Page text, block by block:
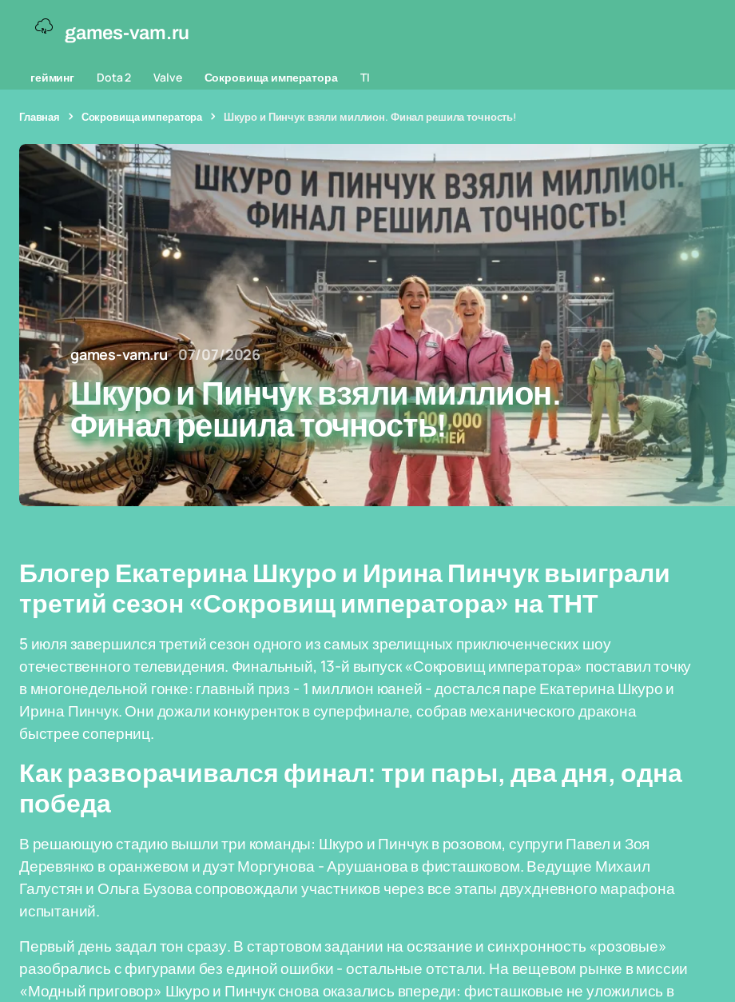
games-vam.ru
гейминг Dota 2 Valve Сокровища императора TI
Главная Сокровища императора Шкуро и Пинчук взяли миллион. Финал решила точность!
games-vam.ru 07/07/2026
Шкуро и Пинчук взяли миллион.
Финал решила точность!
Блогер Екатерина Шкуро и Ирина Пинчук выиграли
третий сезон «Сокровищ императора» на ТНТ
5 июля завершился третий сезон одного из самых зрелищных приключенческих шоу
отечественного телевидения. Финальный, 13-й выпуск «Сокровищ императора» поставил точку
в многонедельной гонке: главный приз - 1 миллион юаней - достался паре Екатерина Шкуро и
Ирина Пинчук. Они дожали конкуренток в суперфинале, собрав механического дракона
быстрее соперниц.
Как разворачивался финал: три пары, два дня, одна
победа
В решающую стадию вышли три команды: Шкуро и Пинчук в розовом, супруги Павел и Зоя
Деревянко в оранжевом и дуэт Моргунова - Арушанова в фисташковом. Ведущие Михаил
Галустян и Ольга Бузова сопровождали участников через все этапы двухдневного марафона
испытаний.
Первый день задал тон сразу. В стартовом задании на осязание и синхронность «розовые»
разобрались с фигурами без единой ошибки - остальные отстали. На вещевом рынке в миссии
«Модный приговор» Шкуро и Пинчук снова оказались впереди: фисташковые не уложились в